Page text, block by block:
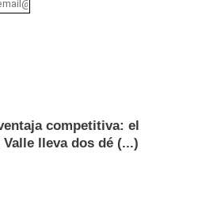
competitiva: el
lleva dos dé (...)